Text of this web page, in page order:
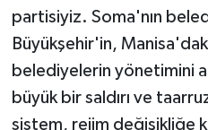
partisiyiz. Soma'nın
Büyükşehir'in,
belediyelerin yönetimini
büyük bir saldırı ve
sistem, rejim değişikliğe